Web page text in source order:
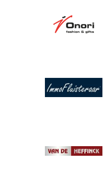
Afbeelding
Afbeelding
Afbeelding